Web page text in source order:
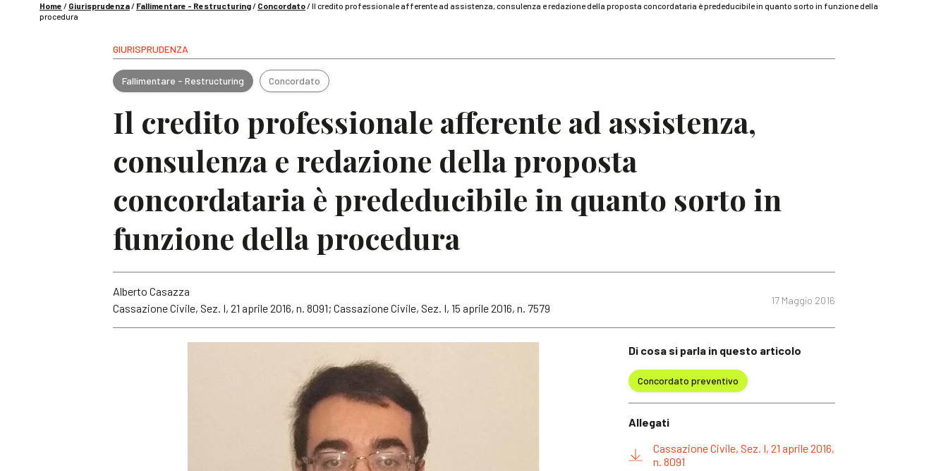
Home / Giurisprudenza/ Fallimentare - Restructuring/ Concordato/Il credito professionale afferente ad assistenza, consulenza e redazione della proposta concordataria è prededucibile in quanto sorto in funzione della
procedura
GIURISPRUDENZA
Fallimentare - Restructuring Concordato
Il credito professionale afferente ad assistenza,
consulenza e redazione della proposta
concordataria è prededucibile in quanto sorto in
funzione della procedura
17 Maggio 2016
Alberto Casazza
Cassazione Civile, Sez. I, 21 aprile 2016, n. 8091; Cassazione Civile, Sez. I, 15 aprile 2016, n. 7579
Di cosa si parla in questo articolo
Concordato preventivo
Allegati
Cassazione Civile, Sez. I, 21 aprile 2016,
n. 8091